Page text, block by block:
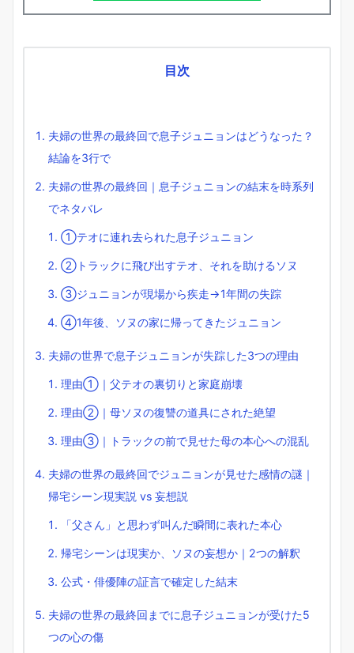
目次
夫婦の世界の最終回で息子ジュニョンはどうなった？
結論を3行で
夫婦の世界の最終回｜息子ジュニョンの結末を時系列
でネタバレ
①テオに連れ去られた息子ジュニョン
②トラックに飛び出すテオ、それを助けるソヌ
③ジュニョンが現場から疾走→1年間の失踪
④1年後、ソヌの家に帰ってきたジュニョン
夫婦の世界で息子ジュニョンが失踪した3つの理由
理由①｜父テオの裏切りと家庭崩壊
理由②｜母ソヌの復讐の道具にされた絶望
理由③｜トラックの前で見せた母の本心への混乱
夫婦の世界の最終回でジュニョンが見せた感情の謎｜
帰宅シーン現実説 vs 妄想説
「父さん」と思わず叫んだ瞬間に表れた本心
帰宅シーンは現実か、ソヌの妄想か｜2つの解釈
公式・俳優陣の証言で確定した結末
夫婦の世界の最終回までに息子ジュニョンが受けた5
つの心の傷